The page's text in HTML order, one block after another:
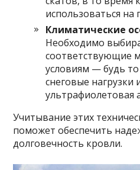
использоваться на
Климатические
Необходимо
соответствующие
условиям — будь
снеговые нагрузки
ультрафиолетовая
Учитывание этих
поможет обеспечить
долговечность кровли.